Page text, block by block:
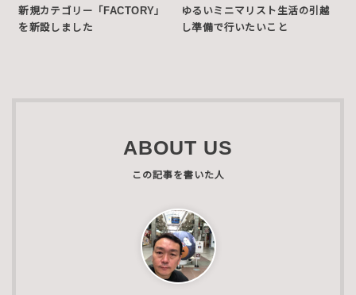
新規カテゴリー「FACTORY」
を新設しました
ゆるいミニマリスト生活の引越
し準備で行いたいこと
ABOUT US